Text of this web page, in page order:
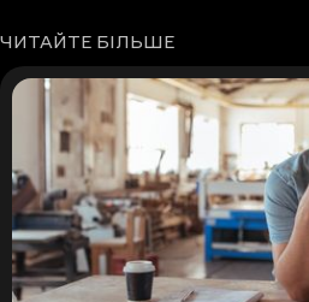
ЧИТАЙТЕ БІЛЬШЕ